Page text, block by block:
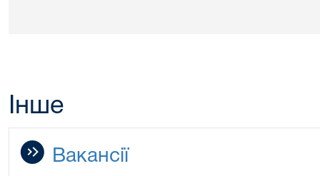
Інше
Вакансії